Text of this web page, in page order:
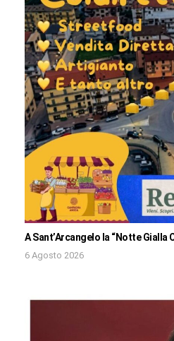
A Sant’Arcangelo la “Notte Gialla
6 Agosto 2026